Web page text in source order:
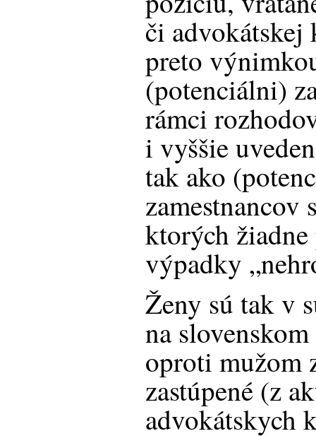
či
preto
(potenciálni)
rámci
i vyššie
tak ako
zamestnancov
ktorých
výpadky
Ženy sú tak v
na
oproti mužom
zastúpené (z
advokátskych